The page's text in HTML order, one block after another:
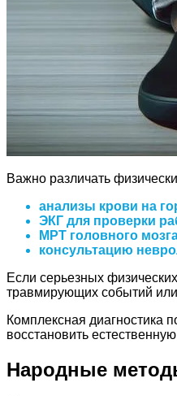
Важно различать
анализы крови на
ЭКГ для проверки
МРТ головного
консультацию
Если серьезных
травмирующих событий
Комплексная диагностика
восстановить
Народные